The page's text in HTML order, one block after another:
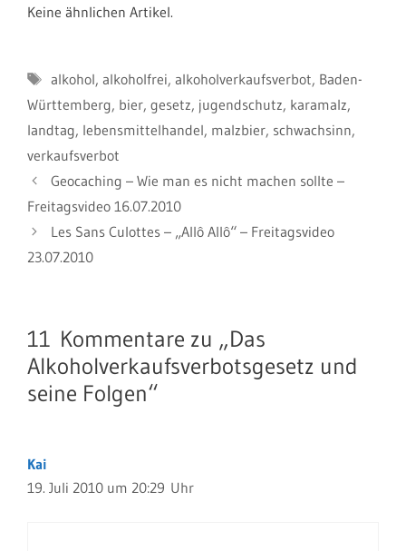
Keine ähnlichen Artikel.
Schlagwörter
alkohol, alkoholfrei, alkoholverkaufsverbot, Baden-
Württemberg, bier, gesetz, jugendschutz, karamalz,
landtag, lebensmittelhandel, malzbier, schwachsinn,
verkaufsverbot
Geocaching – Wie man es nicht machen sollte –
Freitagsvideo 16.07.2010
Les Sans Culottes – „Allô Allô“ – Freitagsvideo
23.07.2010
11 Kommentare zu „Das
Alkoholverkaufsverbotsgesetz und
seine Folgen“
Kai
19. Juli 2010 um 20:29 Uhr